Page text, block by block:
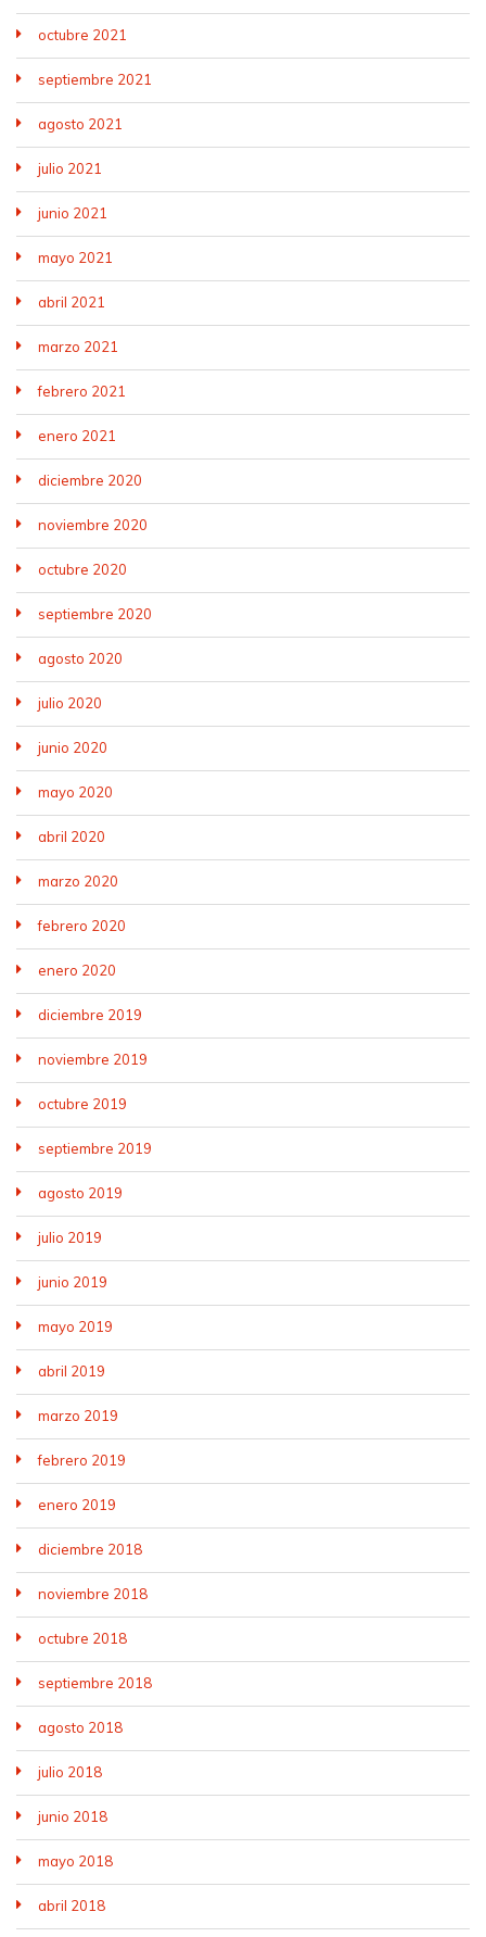
octubre 2021
septiembre 2021
agosto 2021
julio 2021
junio 2021
mayo 2021
abril 2021
marzo 2021
febrero 2021
enero 2021
diciembre 2020
noviembre 2020
octubre 2020
septiembre 2020
agosto 2020
julio 2020
junio 2020
mayo 2020
abril 2020
marzo 2020
febrero 2020
enero 2020
diciembre 2019
noviembre 2019
octubre 2019
septiembre 2019
agosto 2019
julio 2019
junio 2019
mayo 2019
abril 2019
marzo 2019
febrero 2019
enero 2019
diciembre 2018
noviembre 2018
octubre 2018
septiembre 2018
agosto 2018
julio 2018
junio 2018
mayo 2018
abril 2018